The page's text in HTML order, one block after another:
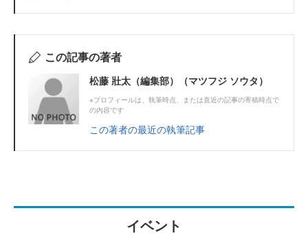
この記事の著者
松藤 壯太（編集部）（マツフジ ソウタ）
※プロフィールは、執筆時点、または直近の記事の寄稿時点で
の内容です
この著者の最近の執筆記事
イベント